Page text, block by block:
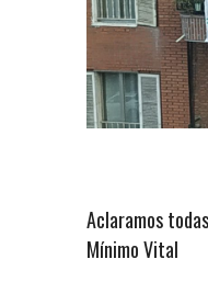
Aclaramos
Mínimo Vital